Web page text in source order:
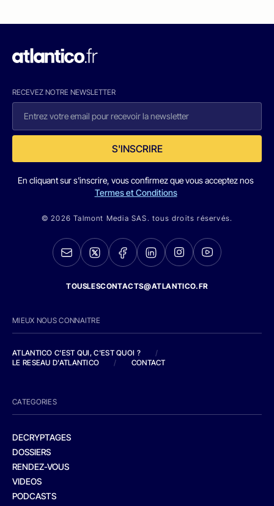
RECEVEZ NOTRE NEWSLETTER
S'INSCRIRE
En cliquant sur s'inscrire, vous confirmez que vous acceptez nos
Termes et Conditions
© 2026 Talmont Media SAS. tous droits réservés.
TOUSLESCONTACTS@ATLANTICO.FR
MIEUX NOUS CONNAITRE
ATLANTICO C'EST QUI, C'EST QUOI ?
/
LE RESEAU D'ATLANTICO
/ CONTACT
CATEGORIES
DECRYPTAGES
DOSSIERS
RENDEZ-VOUS
VIDEOS
PODCASTS